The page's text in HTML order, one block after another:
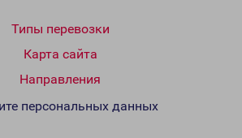
Типы перевозки
Карта сайта
Направления
персональных данных